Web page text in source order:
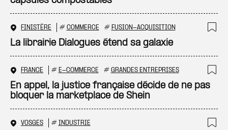
FINISTÈRE # COMMERCE # FUSION-ACQUISITION
La librairie Dialogues étend sa galaxie
FRANCE # E-COMMERCE # GRANDES ENTREPRISES
En appel, la justice française décide de ne pas
bloquer la marketplace de Shein
VOSGES # INDUSTRIE